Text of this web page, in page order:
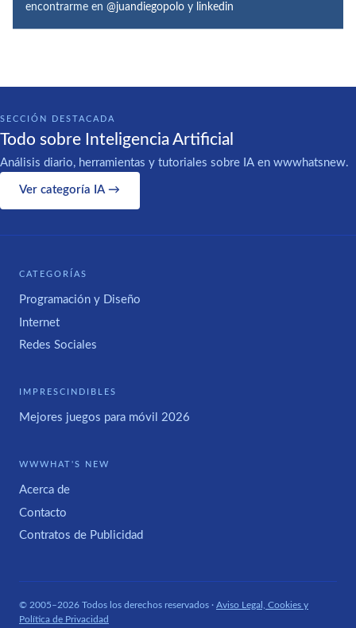
encontrarme en @juandiegopolo y linkedin
SECCIÓN DESTACADA
Todo sobre Inteligencia Artificial
Análisis diario, herramientas y tutoriales sobre IA en wwwhatsnew.
Ver categoría IA →
CATEGORÍAS
Programación y Diseño
Internet
Redes Sociales
IMPRESCINDIBLES
Mejores juegos para móvil 2026
WWWHAT'S NEW
Acerca de
Contacto
Contratos de Publicidad
© 2005–2026 Todos los derechos reservados · Aviso Legal, Cookies y
Política de Privacidad